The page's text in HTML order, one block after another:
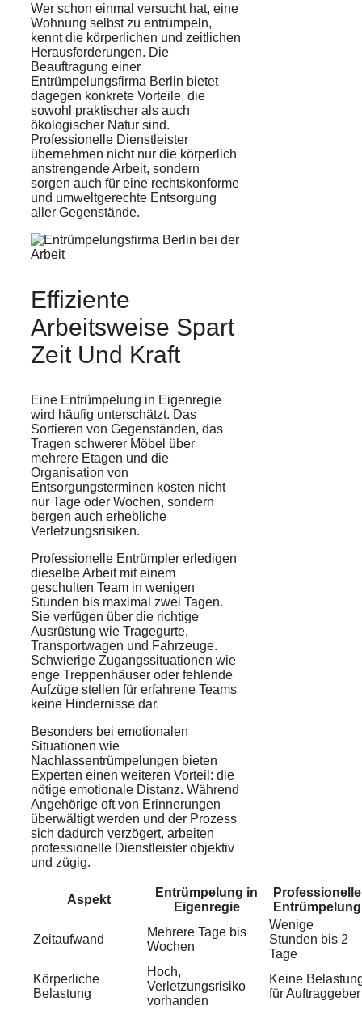
Wer schon einmal versucht hat, eine
Wohnung selbst zu entrümpeln,
kennt die körperlichen und zeitlichen
Herausforderungen. Die
Beauftragung einer
Entrümpelungsfirma Berlin bietet
dagegen konkrete Vorteile, die
sowohl praktischer als auch
ökologischer Natur sind.
Professionelle Dienstleister
übernehmen nicht nur die körperlich
anstrengende Arbeit, sondern
sorgen auch für eine rechtskonforme
und umweltgerechte Entsorgung
aller Gegenstände.
Effiziente
Arbeitsweise Spart
Zeit Und Kraft
Eine Entrümpelung in Eigenregie
wird häufig unterschätzt. Das
Sortieren von Gegenständen, das
Tragen schwerer Möbel über
mehrere Etagen und die
Organisation von
Entsorgungsterminen kosten nicht
nur Tage oder Wochen, sondern
bergen auch erhebliche
Verletzungsrisiken.
Professionelle Entrümpler erledigen
dieselbe Arbeit mit einem
geschulten Team in wenigen
Stunden bis maximal zwei Tagen.
Sie verfügen über die richtige
Ausrüstung wie Tragegurte,
Transportwagen und Fahrzeuge.
Schwierige Zugangssituationen wie
enge Treppenhäuser oder fehlende
Aufzüge stellen für erfahrene Teams
keine Hindernisse dar.
Besonders bei emotionalen
Situationen wie
Nachlassentrümpelungen bieten
Experten einen weiteren Vorteil: die
nötige emotionale Distanz. Während
Angehörige oft von Erinnerungen
überwältigt werden und der Prozess
sich dadurch verzögert, arbeiten
professionelle Dienstleister objektiv
und zügig.
Aspekt
Entrümpelung in
Eigenregie
Professionelle
Entrümpelung
Zeitaufwand
Mehrere Tage bis
Wochen
Wenige
Stunden bis 2
Tage
Körperliche
Belastung
Hoch,
Verletzungsrisiko
vorhanden
Keine
für Auftraggeber